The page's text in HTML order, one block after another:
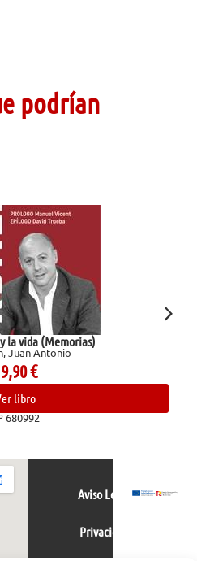
podrían
la vida (Memorias)
Juan Antonio
€
libro
Aviso Legal
Privacidad